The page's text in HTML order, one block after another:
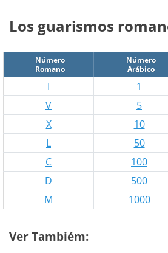
Los guarismos
Número
Romano
Número
Arábico
I
1
V
5
X
10
L
50
C
100
D
500
M
1000
Ver Tambiém: